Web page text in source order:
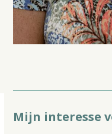
Mijn interesse